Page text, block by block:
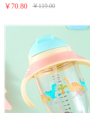
面积洒水【塑料杯/颜色自选】
￥ 70.80 ￥119.00